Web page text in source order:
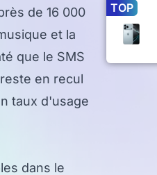
de 16 000
et la
que le SMS
en recul
taux d'usage
dans le
TOP